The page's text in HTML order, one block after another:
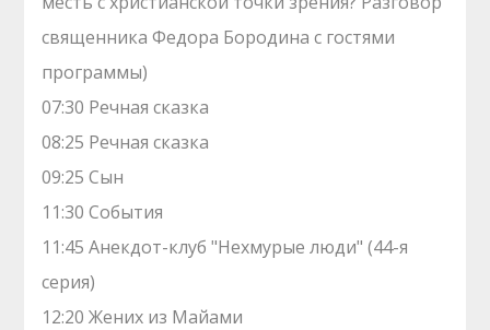
священника Федора Бородина с гостями
программы)
07:30 Речная сказка
08:25 Речная сказка
09:25 Сын
11:30 События
11:45 Анекдот-клуб "Нехмурые люди" (44-я
серия)
12:20 Жених из Майами